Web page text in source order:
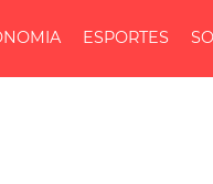
ESPORTES